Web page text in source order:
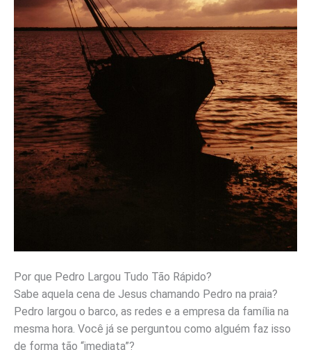
Por que Pedro Largou Tudo Tão Rápido?
Sabe aquela cena de Jesus chamando Pedro na praia?
Pedro largou o barco, as redes e a empresa da família na
mesma hora. Você já se perguntou como alguém faz isso
de forma tão “imediata”?